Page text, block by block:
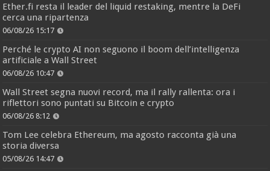
Ether.fi resta il leader del liquid restaking, mentre la DeFi
cerca una ripartenza
06/08/26 15:17
Perché le crypto AI non seguono il boom dell’intelligenza
artificiale a Wall Street
06/08/26 10:47
Wall Street segna nuovi record, ma il rally rallenta: ora i
riflettori sono puntati su Bitcoin e crypto
06/08/26 8:12
Tom Lee celebra Ethereum, ma agosto racconta già una
storia diversa
05/08/26 14:47